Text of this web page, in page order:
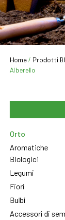
Home / Prodotti
Alberello
Orto
Aromatiche
Biologici
Legumi
Fiori
Bulbi
Accessori di